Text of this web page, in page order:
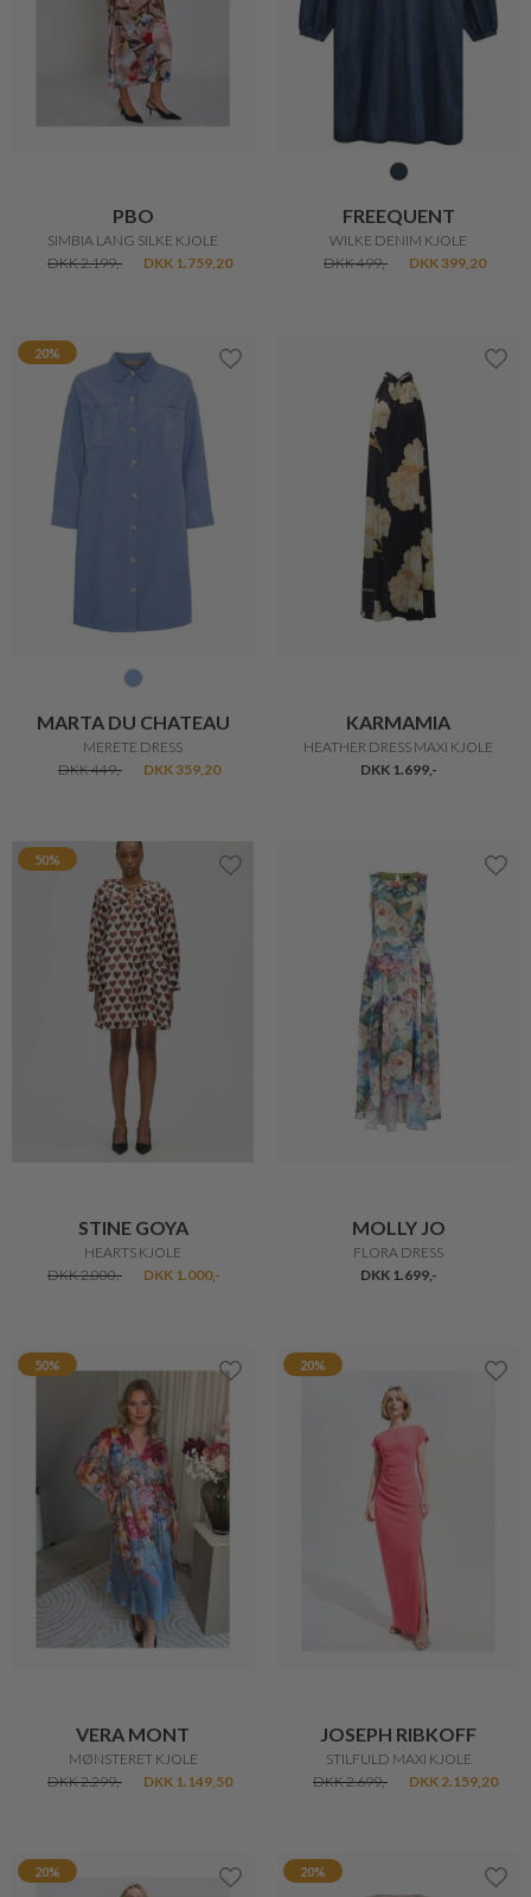
PBO
SIMBIA LANG SILKE KJOLE
DKK 2.199,-
DKK 1.759,20
FREEQUENT
WILKE DENIM KJOLE
DKK 499,-
DKK 399,20
20%
MARTA DU CHATEAU
MERETE DRESS
DKK 449,-
DKK 359,20
KARMAMIA
HEATHER DRESS MAXI KJOLE
DKK 1.699,-
50%
STINE GOYA
HEARTS KJOLE
DKK 2.000,-
DKK 1.000,-
MOLLY JO
FLORA DRESS
DKK 1.699,-
50%
VERA MONT
MØNSTERET KJOLE
DKK 2.299,-
DKK 1.149,50
20%
JOSEPH RIBKOFF
STILFULD MAXI KJOLE
DKK 2.699,-
DKK 2.159,20
20% 20%